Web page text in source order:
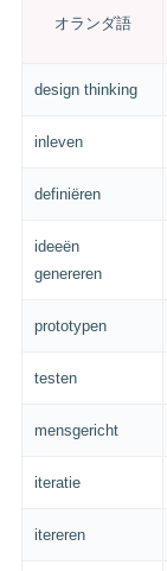
オランダ語
design thinking
inleven
definiëren
ideeën
genereren
prototypen
testen
mensgericht
iteratie
itereren